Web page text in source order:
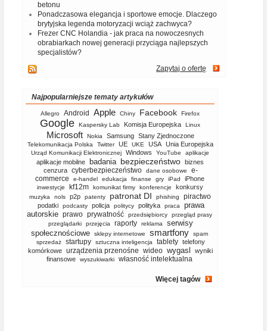
betonu
Ponadczasowa elegancja i sportowe emocje. Dlaczego
brytyjska legenda motoryzacji wciąż zachwyca?
Frezer CNC Holandia - jak praca na nowoczesnych
obrabiarkach nowej generacji przyciąga najlepszych
specjalistów?
Zapytaj o ofertę
Najpopularniejsze tematy artykułów
Allegro Android Apple Chiny Facebook Firefox
Google Kaspersky Lab Komisja Europejska Linux
Microsoft Nokia Samsung Stany Zjednoczone
Telekomunikacja Polska Twitter UE UKE USA Unia Europejska
Urząd Komunikacji Elektronicznej Windows YouTube aplikacje
aplikacje mobilne badania bezpieczeństwo biznes
cenzura cyberbezpieczeństwo dane osobowe
e-
commerce
e-handel edukacja finanse gry iPad iPhone
inwestycje kf12m komunikat firmy konferencje konkursy
muzyka nols p2p patenty patronat DI phishing piractwo
podatki podcasty policja politycy polityka praca
prawa
autorskie prawo prywatność przedsiębiorcy
przegląd prasy
przeglądarki
przejęcia raporty reklama
serwisy
społecznościowe
sklepy internetowe smartfony
spam
sprzedaż
startupy sztuczna inteligencja tablety telefony
komórkowe
urządzenia przenośne wideo wygasl
wyniki
finansowe
wyszukiwarki własność intelektualna
Więcej tagów